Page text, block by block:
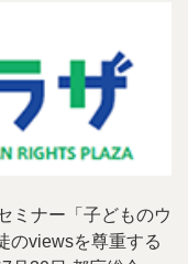
ミナー「子どものウ
のviewsを尊重する